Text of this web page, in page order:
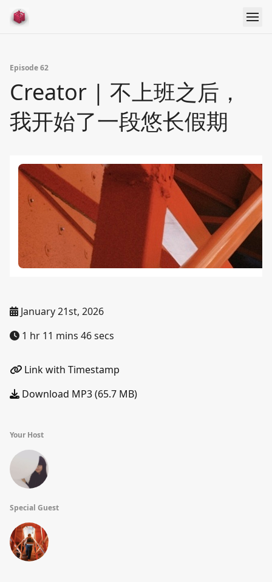
Episode 62
Creator | 不上班之后，
我开始了一段悠长假期
January 21st, 2026
1 hr 11 mins 46 secs
Link with Timestamp
Download MP3 (65.7 MB)
Your Host
Special Guest